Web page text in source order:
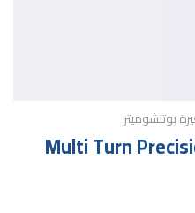
بوتنشوميتر
Multi Turn